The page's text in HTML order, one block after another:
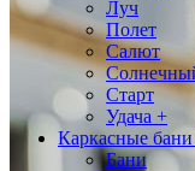
Луч
Полет
Салют
Старт
Удача +
Каркасные
Бани